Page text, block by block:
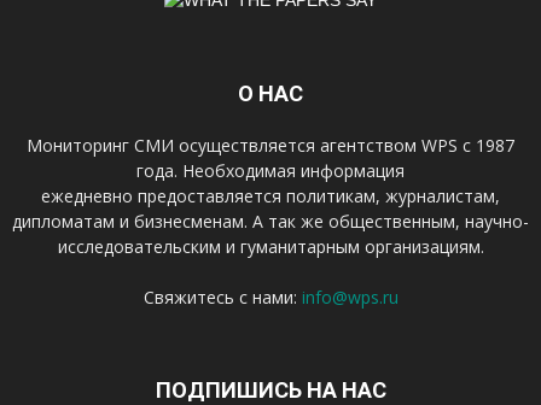
О НАС
Мониторинг СМИ осуществляется агентством WPS с 1987
года. Необходимая информация
ежедневно предоставляется политикам, журналистам,
дипломатам и бизнесменам. А так же общественным, научно-
исследовательским и гуманитарным организациям.
Свяжитесь с нами: info@wps.ru
ПОДПИШИСЬ НА НАС